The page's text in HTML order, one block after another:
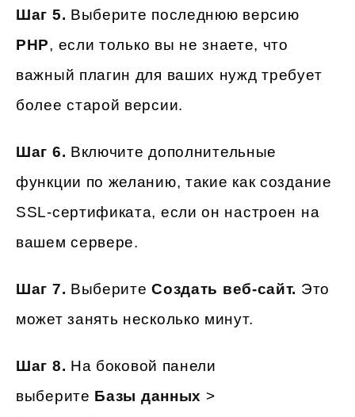
Шаг 5. Выберите последнюю версию
PHP, если только вы не знаете, что
важный плагин для ваших нужд требует
более старой версии.
Шаг 6. Включите дополнительные
функции по желанию, такие как создание
SSL-сертификата, если он настроен на
вашем сервере.
Шаг 7. ВыберитеСоздать веб-сайт. Это
может занять несколько минут.
Шаг 8. На боковой панели
выберите Базы данных >